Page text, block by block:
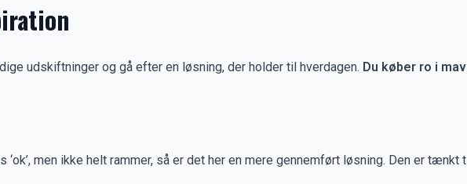
udskiftninger og gå efter en løsning, der holder til hverdagen. Du køber ro i
men ikke helt rammer, så er det her en mere gennemført løsning. Den er